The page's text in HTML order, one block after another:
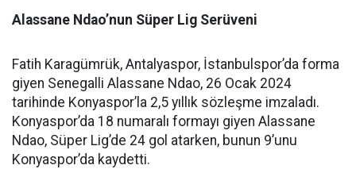
Alassane Ndao’nun Süper Lig Serüveni
Fatih Karagümrük, Antalyaspor, İstanbulspor’da forma
giyen Senegalli Alassane Ndao, 26 Ocak 2024
tarihinde Konyaspor’la 2,5 yıllık sözleşme imzaladı.
Konyaspor’da 18 numaralı formayı giyen Alassane
Ndao, Süper Lig’de 24 gol atarken, bunun 9’unu
Konyaspor’da kaydetti.